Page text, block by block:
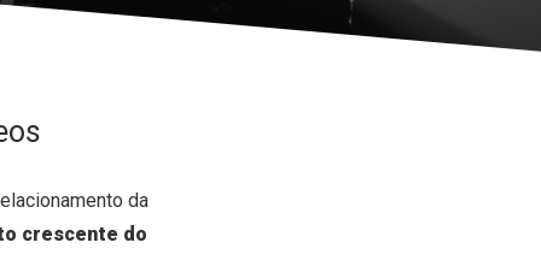
da
crescente do